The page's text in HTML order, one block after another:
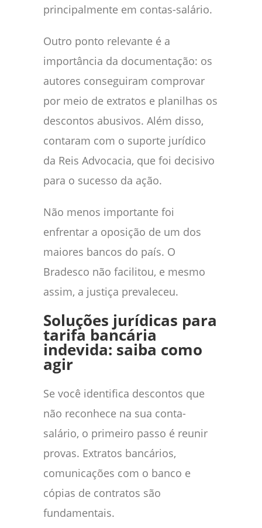
principalmente em contas-salário.
Outro ponto relevante é a
importância da documentação: os
autores conseguiram comprovar
por meio de extratos e planilhas os
descontos abusivos. Além disso,
contaram com o suporte jurídico
da Reis Advocacia, que foi decisivo
para o sucesso da ação.
Não menos importante foi
enfrentar a oposição de um dos
maiores bancos do país. O
Bradesco não facilitou, e mesmo
assim, a justiça prevaleceu.
Soluções jurídicas para
tarifa bancária
indevida: saiba como
agir
Se você identifica descontos que
não reconhece na sua conta-
salário, o primeiro passo é reunir
provas. Extratos bancários,
comunicações com o banco e
cópias de contratos são
fundamentais.